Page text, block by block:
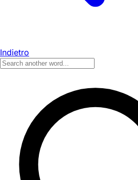
Indietro